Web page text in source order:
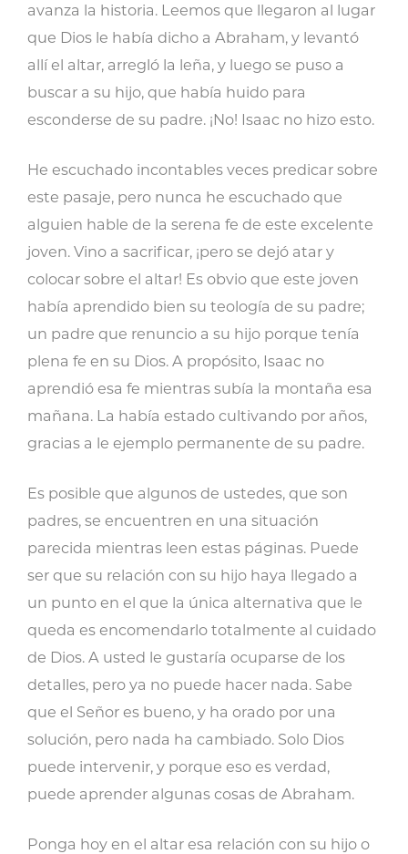
avanza la historia. Leemos que llegaron al lugar
que Dios le había dicho a Abraham, y levantó
allí el altar, arregló la leña, y luego se puso a
buscar a su hijo, que había huido para
esconderse de su padre. ¡No! Isaac no hizo esto.
He escuchado incontables veces predicar sobre
este pasaje, pero nunca he escuchado que
alguien hable de la serena fe de este excelente
joven. Vino a sacrificar, ¡pero se dejó atar y
colocar sobre el altar! Es obvio que este joven
había aprendido bien su teología de su padre;
un padre que renuncio a su hijo porque tenía
plena fe en su Dios. A propósito, Isaac no
aprendió esa fe mientras subía la montaña esa
mañana. La había estado cultivando por años,
gracias a le ejemplo permanente de su padre.
Es posible que algunos de ustedes, que son
padres, se encuentren en una situación
parecida mientras leen estas páginas. Puede
ser que su relación con su hijo haya llegado a
un punto en el que la única alternativa que le
queda es encomendarlo totalmente al cuidado
de Dios. A usted le gustaría ocuparse de los
detalles, pero ya no puede hacer nada. Sabe
que el Señor es bueno, y ha orado por una
solución, pero nada ha cambiado. Solo Dios
puede intervenir, y porque eso es verdad,
puede aprender algunas cosas de Abraham.
Ponga hoy en el altar esa relación con su hijo o